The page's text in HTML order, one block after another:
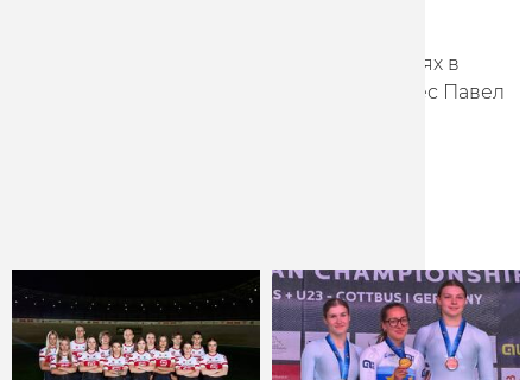
Победу команде на этих же соревнованиях в
олимпийской дисциплине кейрин принес Павел